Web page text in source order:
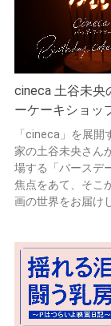
cineca 土谷未央
ーケーキショッ
「cineca」を展開
家の土谷未央さん
場する「バースデ
焦点をあて、そこ
画の世界をお届け